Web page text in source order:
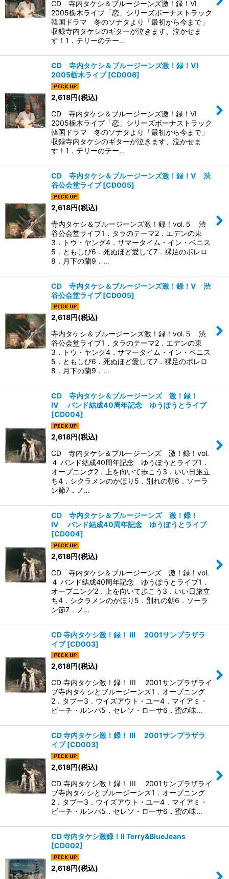
CD 寺内タケシ＆ブルージーンズ激！録！VI
2005栃木ライブ「恋」シリーズボーナストラック
韓国ドラマ 冬のソナタより「最初から今まで」
収録寺内タケシのギターが泣きます、泣かせま
す！1．テリーのテー…
CD 寺内タケシ＆ブルージーンズ激！録！VI
2005栃木ライブ [CD006]
2,618円(税込)
CD 寺内タケシ＆ブルージーンズ激！録！VI
2005栃木ライブ「恋」シリーズボーナストラック
韓国ドラマ 冬のソナタより「最初から今まで」
収録寺内タケシのギターが泣きます、泣かせま
す！1．テリーのテー…
CD 寺内タケシ＆ブルージーンズ激！録！V 渋
谷公会堂ライブ [CD005]
2,618円(税込)
寺内タケシ＆ブルージーンズ激！録！vol.５ 渋
谷公会堂ライブ1．タラのテーマ2．エデンの東
3．トウ・ヤング4．サマータイム・イン・ベニス
5．ともしび6．死ぬほど愛して7．裸足のボレロ
8．月下の蘭9．…
CD 寺内タケシ＆ブルージーンズ激！録！V 渋
谷公会堂ライブ [CD005]
2,618円(税込)
寺内タケシ＆ブルージーンズ激！録！vol.５ 渋
谷公会堂ライブ1．タラのテーマ2．エデンの東
3．トウ・ヤング4．サマータイム・イン・ベニス
5．ともしび6．死ぬほど愛して7．裸足のボレロ
8．月下の蘭9．…
CD 寺内タケシ＆ブルージーンズ 激！録！
IV バンド結成40周年記念 ゆうぽうとライブ
[CD004]
2,618円(税込)
CD 寺内タケシ＆ブルージーンズ 激！録！vol.
４ バンド結成40周年記念 ゆうぽうとライブ1．
オープニング2．上を向いて歩こう3．いい日旅立
ち4．シクラメンのかほり5．別れの朝6．ソーラ
ン節7．ノ…
CD 寺内タケシ＆ブルージーンズ 激！録！
IV バンド結成40周年記念 ゆうぽうとライブ
[CD004]
2,618円(税込)
CD 寺内タケシ＆ブルージーンズ 激！録！vol.
４ バンド結成40周年記念 ゆうぽうとライブ1．
オープニング2．上を向いて歩こう3．いい日旅立
ち4．シクラメンのかほり5．別れの朝6．ソーラ
ン節7．ノ…
CD 寺内タケシ激！録！ III 2001サンプラザラ
イブ [CD003]
2,618円(税込)
CD 寺内タケシ激！録！ III 2001サンプラザライ
ブ寺内タケシとブルージーンズ1．オープニング
2．タブー3．ウイズアウト・ユー4．マイアミ・
ビーチ・ルンバ5．セレソ・ローサ6．蜜の味…
CD 寺内タケシ激！録！ III 2001サンプラザラ
イブ [CD003]
2,618円(税込)
CD 寺内タケシ激！録！ III 2001サンプラザライ
ブ寺内タケシとブルージーンズ1．オープニング
2．タブー3．ウイズアウト・ユー4．マイアミ・
ビーチ・ルンバ5．セレソ・ローサ6．蜜の味…
CD 寺内タケシ激録！II Terry&BlueJeans
[CD002]
2,618円(税込)